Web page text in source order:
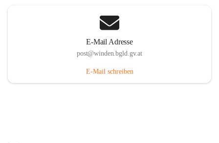
E-Mail Adresse
post@winden.bgld.gv.at
E-Mail schreiben